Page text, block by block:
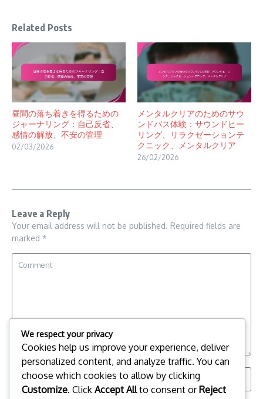
Related Posts
昼間の落ち着きを得るための
ジャーナリング：自己反省、
感情の解放、不安の管理
02/03/2026
メンタルクリアのためのサウ
ンドバス体験：サウンドヒー
リング、リラクゼーションテ
クニック、メンタルクリア
26/02/2026
Leave a Reply
Your email address will not be published. Required fields are
marked *
We respect your privacy
Cookies help us improve your experience, deliver
personalized content, and analyze traffic. You can
choose which cookies to allow by clicking
Customize. Click Accept Allto consent orReject